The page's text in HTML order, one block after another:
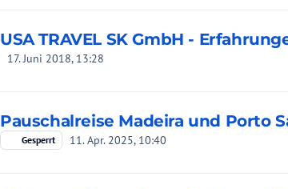
USA TRAVEL SK GmbH -
17. Juni 2018, 13:28
Pauschalreise Madeira und Porto
Gesperrt 11. Apr. 2025, 10:40